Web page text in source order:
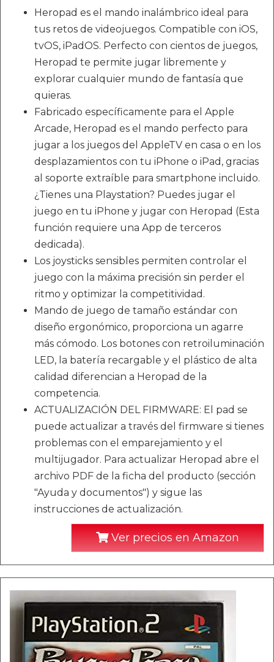
Heropad es el mando inalámbrico ideal para
tus retos de videojuegos. Compatible con iOS,
tvOS, iPadOS. Perfecto con cientos de juegos,
Heropad te permite jugar libremente y
explorar cualquier mundo de fantasía que
quieras.
Fabricado específicamente para el Apple
Arcade, Heropad es el mando perfecto para
jugar a los juegos del AppleTV en casa o en los
desplazamientos con tu iPhone o iPad, gracias
al soporte extraíble para smartphone incluido.
¿Tienes una Playstation? Puedes jugar el
juego en tu iPhone y jugar con Heropad (Esta
función requiere una App de terceros
dedicada).
Los joysticks sensibles permiten controlar el
juego con la máxima precisión sin perder el
ritmo y optimizar la competitividad.
Mando de juego de tamaño estándar con
diseño ergonómico, proporciona un agarre
más cómodo. Los botones con retroiluminación
LED, la batería recargable y el plástico de alta
calidad diferencian a Heropad de la
competencia.
ACTUALIZACIÓN DEL FIRMWARE: El pad se
puede actualizar a través del firmware si tienes
problemas con el emparejamiento y el
multijugador. Para actualizar Heropad abre el
archivo PDF de la ficha del producto (sección
"Ayuda y documentos") y sigue las
instrucciones de actualización.
Ver precios en Amazon